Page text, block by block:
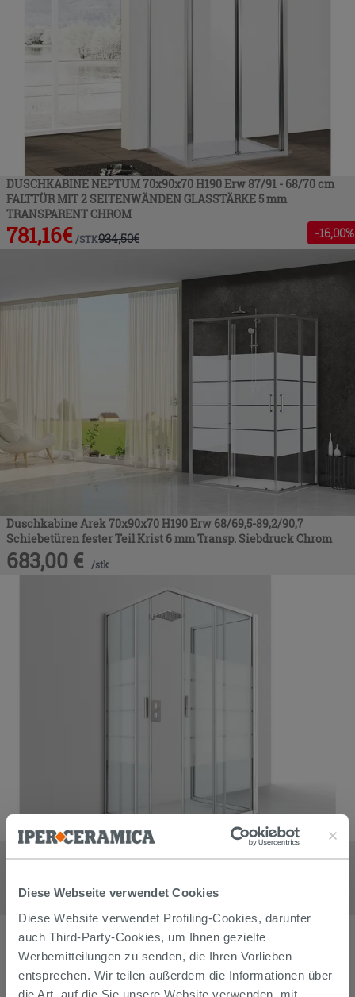
Diese Webseite verwendet Cookies
Diese Website verwendet Profiling-Cookies, darunter
auch Third-Party-Cookies, um Ihnen gezielte
Werbemitteilungen zu senden, die Ihren Vorlieben
entsprechen. Wir teilen außerdem die Informationen über
die Art, auf die Sie unsere Website verwenden, mit
DUSCHKABINE NEPTUM 70x90x70 H190 Erw 87/91 - 68/70 cm
FALTTÜR MIT 2 SEITENWÄNDEN GLASSTÄRKE 5 mm
TRANSPARENT CHROM
781,16€ /STK934,50€ -16,00%
Duschkabine Arek 70x90x70 H190 Erw 68/69,5-89,2/90,7
Schiebetüren fester Teil Krist 6 mm Transp. Siebdruck Chrom
683,00 € /stk
Duschkabine Nice 70x90x70 H195 Erw 67/69-88/90-66,5/70,5 2
Schiebetüren, fester Teil Glasstärke 6mm Transp Siebdruck
1.049,70€